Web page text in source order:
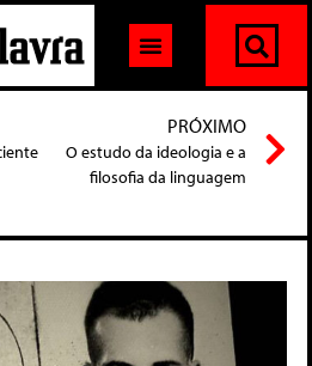
PRÓXIMO
O estudo da ideologia e a
filosofia da linguagem